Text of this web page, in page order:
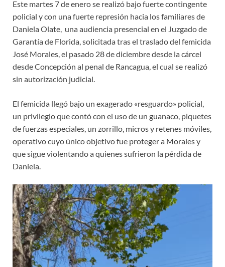
Este martes 7 de enero se realizó bajo fuerte contingente
policial y con una fuerte represión hacia los familiares de
Daniela Olate, una audiencia presencial en el Juzgado de
Garantía de Florida, solicitada tras el traslado del femicida
José Morales, el pasado 28 de diciembre desde la cárcel
desde Concepción al penal de Rancagua, el cual se realizó
sin autorización judicial.
El femicida llegó bajo un exagerado «resguardo» policial,
un privilegio que contó con el uso de un guanaco, piquetes
de fuerzas especiales, un zorrillo, micros y retenes móviles,
operativo cuyo único objetivo fue proteger a Morales y
que sigue violentando a quienes sufrieron la pérdida de
Daniela.